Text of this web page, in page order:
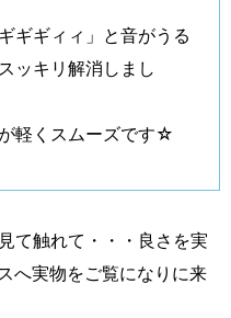
ギギィィ」と音がうる
ッキリ解消しまし
軽くスムーズです☆
て触れて・・・良さを実
へ実物をご覧になりに来